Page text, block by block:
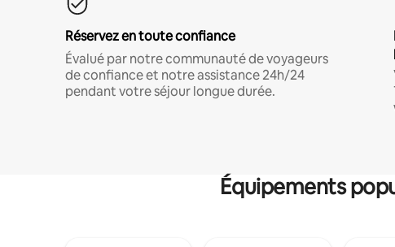
Réservez en toute confiance
Évalué par notre communauté de voyageurs
de confiance et notre assistance 24h/24
pendant votre séjour longue durée.
Équipements